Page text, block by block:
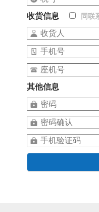
收货信息 同联
其他信息